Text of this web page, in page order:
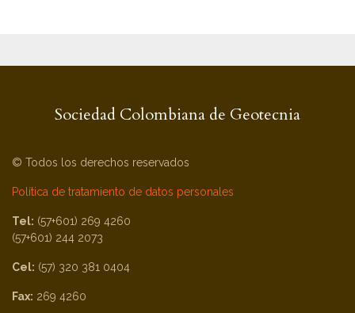
Sociedad Colombiana de Geotecnia
© Todos los derechos reservados
Política de tratamiento de datos personales
Tel: (57+601) 269 4260
(57+601) 244 2073
Cel: (57) 320 381 0404
Fax: 269 4260